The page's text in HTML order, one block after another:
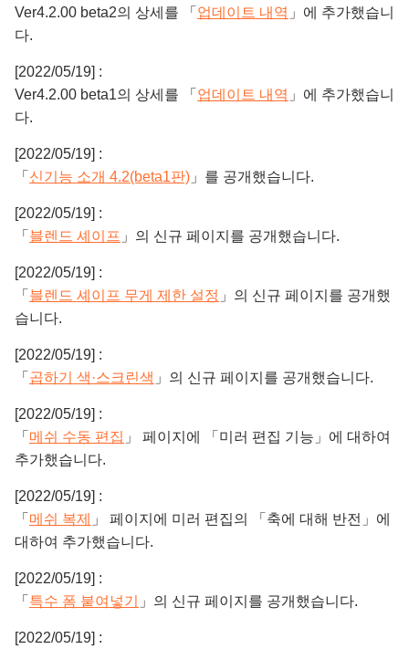
Ver4.2.00 beta2의 상세를 「 업데이트 내역 」에 추가했습니
다.
[2022/05/19] :
Ver4.2.00 beta1의 상세를 「 업데이트 내역 」에 추가했습니
다.
[2022/05/19] :
「 신기능 소개 4.2(beta1판) 」를 공개했습니다.
[2022/05/19] :
「 블렌드 셰이프 」의 신규 페이지를 공개했습니다.
[2022/05/19] :
「 블렌드 셰이프 무게 제한 설정 」의 신규 페이지를 공개했
습니다.
[2022/05/19] :
「 곱하기 색·스크린색 」의 신규 페이지를 공개했습니다.
[2022/05/19] :
「 메쉬 수동 편집 」 페이지에 「미러 편집 기능」에 대하여
추가했습니다.
[2022/05/19] :
「 메쉬 복제
」 페이지에 미러 편집의 「축에 대해 반전」에
대하여 추가했습니다.
[2022/05/19] :
「 특수 폼 붙여넣기 」의 신규 페이지를 공개했습니다.
[2022/05/19] :